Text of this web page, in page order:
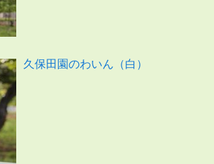
久保田園のわいん（白）